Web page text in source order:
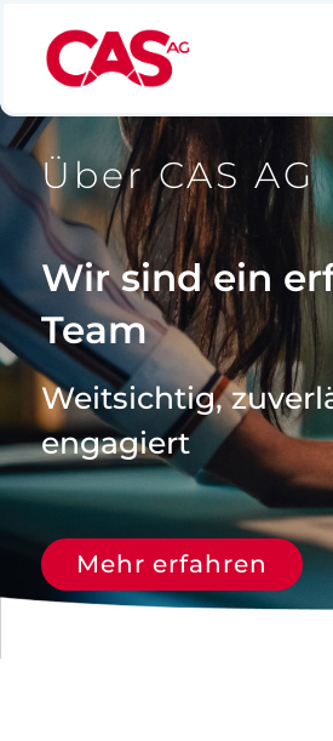
Inhalt
springen
Financial Services
Industry
Retail
Data Analytics
Lösungen
Über uns
Karriere
nach:
Über CAS AG
Wir sind ein
Team
Weitsichtig,
engagiert
Mehr erfahren